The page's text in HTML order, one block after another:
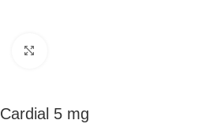
Cardial 5 mg